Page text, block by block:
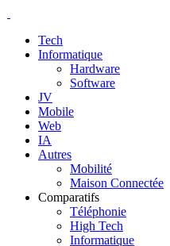
Tech
Informatique
Hardware
Software
JV
Mobile
Web
IA
Autres
Mobilité
Maison Connectée
Comparatifs
Téléphonie
High Tech
Informatique